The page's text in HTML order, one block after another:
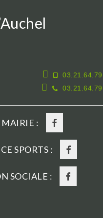
MAIRIE :
SPORTS :
SOCIALE :